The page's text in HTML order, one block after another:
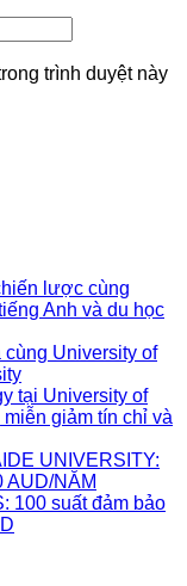
trình duyệt này
lược cùng
Anh và du học
University of
tại University of
giảm tín chỉ và
UNIVERSITY:
AUD/NĂM
100 suất đảm bảo